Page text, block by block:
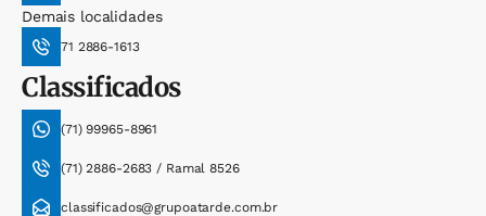
Demais localidades
71 2886-1613
Classificados
(71) 99965-8961
(71) 2886-2683 / Ramal 8526
classificados@grupoatarde.com.br